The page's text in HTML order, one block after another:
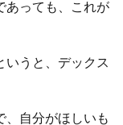
あっても、これが
いうと、デックス
、自分がほしいも